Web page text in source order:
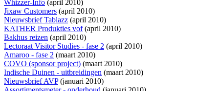
Whizzer-Info (april 2010)
Jixaw Customers (april 2010)
Nieuwsbrief Tablazz (april 2010)
KATHER Produkties vof(april 2010)
Bakhus reizen (april 2010)
Lectoraat Visitor Studies - fase 2 (april 2010)
Amaroo - fase 2 (maart 2010)
COVO (sponsor project) (maart 2010)
Indische Duinen - uitbreidingen (maart 2010)
Nieuwsbrief AVP(januari 2010)